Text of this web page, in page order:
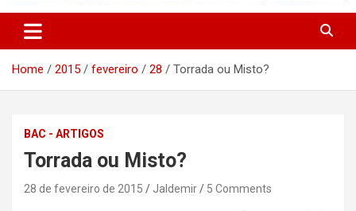
Home 2015 fevereiro 28 Torrada ou Misto?
BAC - ARTIGOS
Torrada ou Misto?
28 de fevereiro de 2015 Jaldemir 5 Comments